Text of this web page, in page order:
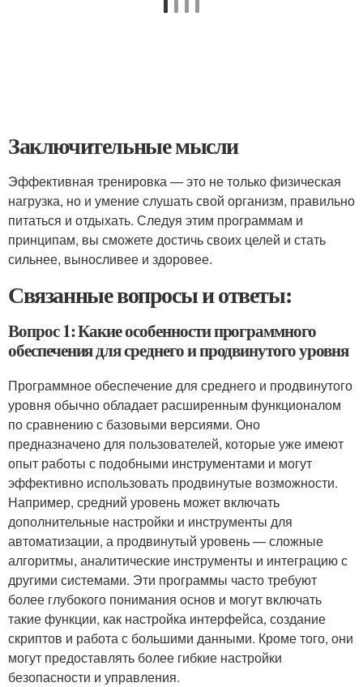
Заключительные мысли
Эффективная тренировка — это не только физическая
нагрузка, но и умение слушать свой организм, правильно
питаться и отдыхать. Следуя этим программам и
принципам, вы сможете достичь своих целей и стать
сильнее, выносливее и здоровее.
Связанные вопросы и ответы:
Вопрос 1: Какие особенности программного
обеспечения для среднего и продвинутого уровня
Программное обеспечение для среднего и продвинутого
уровня обычно обладает расширенным функционалом
по сравнению с базовыми версиями. Оно
предназначено для пользователей, которые уже имеют
опыт работы с подобными инструментами и могут
эффективно использовать продвинутые возможности.
Например, средний уровень может включать
дополнительные настройки и инструменты для
автоматизации, а продвинутый уровень — сложные
алгоритмы, аналитические инструменты и интеграцию с
другими системами. Эти программы часто требуют
более глубокого понимания основ и могут включать
такие функции, как настройка интерфейса, создание
скриптов и работа с большими данными. Кроме того, они
могут предоставлять более гибкие настройки
безопасности и управления.